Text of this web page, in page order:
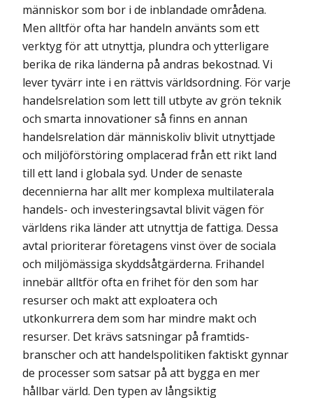
människor som bor i de inblandade områdena.
Men alltför ofta har handeln använts som ett
verktyg för att utnyttja, plundra och ytterligare
berika de rika länderna på andras bekostnad. Vi
lever tyvärr inte i en rättvis världsordning. För varje
handelsrelation som lett till utbyte av grön teknik
och smarta innovationer så finns en annan
handelsrelation där människoliv blivit utnyttjade
och miljöförstöring omplacerad från ett rikt land
till ett land i globala syd. Under de senaste
decennierna har allt mer komplexa multilaterala
handels- och investeringsavtal blivit vägen för
världens rika länder att utnyttja de fattiga. Dessa
avtal prioriterar företagens vinst över de sociala
och miljömässiga skyddsåtgärderna. Frihandel
innebär alltför ofta en frihet för den som har
resurser och makt att exploatera och
utkonkurrera dem som har mindre makt och
resurser. Det krävs satsningar på framtids­
branscher och att handelspolitiken faktiskt gynnar
de processer som satsar på att bygga en mer
hållbar värld. Den typen av långsiktig